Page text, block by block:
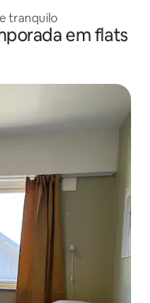
tranquilo
em flats